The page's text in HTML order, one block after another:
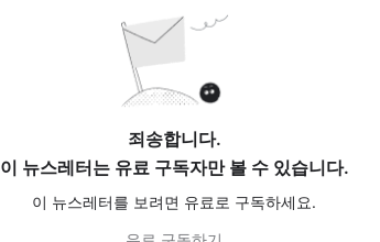
죄송합니다.
이 뉴스레터는 유료 구독자만 볼 수 있습니다.
이 뉴스레터를 보려면 유료로 구독하세요.